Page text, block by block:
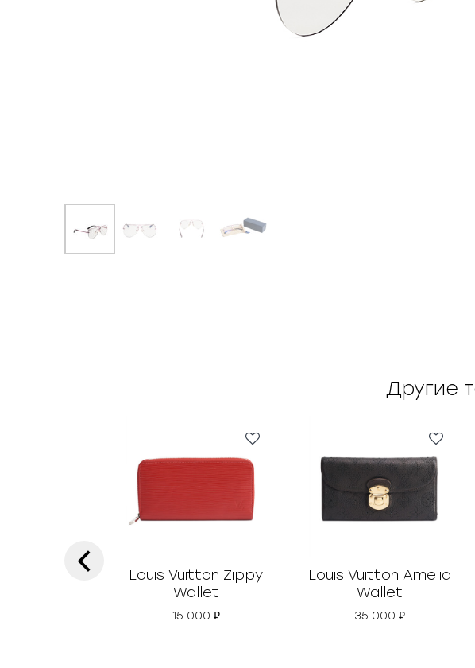
Другие
Louis Vuitton Zippy
Wallet
15 000 ₽
Louis Vuitton Amelia
Wallet
35 000 ₽
‹